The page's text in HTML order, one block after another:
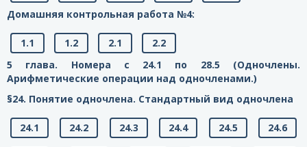
Домашняя контрольная работа №4:
1.1 1.2 2.1
2.2
5 глава. Номера с 24.1 по 28.5 (Одночлены.
Арифметические операции над одночленами.)
§24. Понятие одночлена. Стандартный вид одночлена
24.1 24.2 24.3 24.4 24.5 24.6